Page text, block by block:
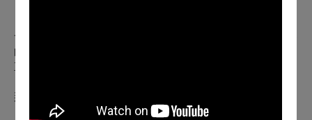
一位看起來有些怪誕又有些可愛的孕婦坐了下來，她看著自己
的孕肚，欣慰地撫摸著，看起來一片溫馨。
直到，那「東西」踢了一腳！
那「東西」弄痛了女子。接著再補上第二腳、第三腳。
『Shit!』